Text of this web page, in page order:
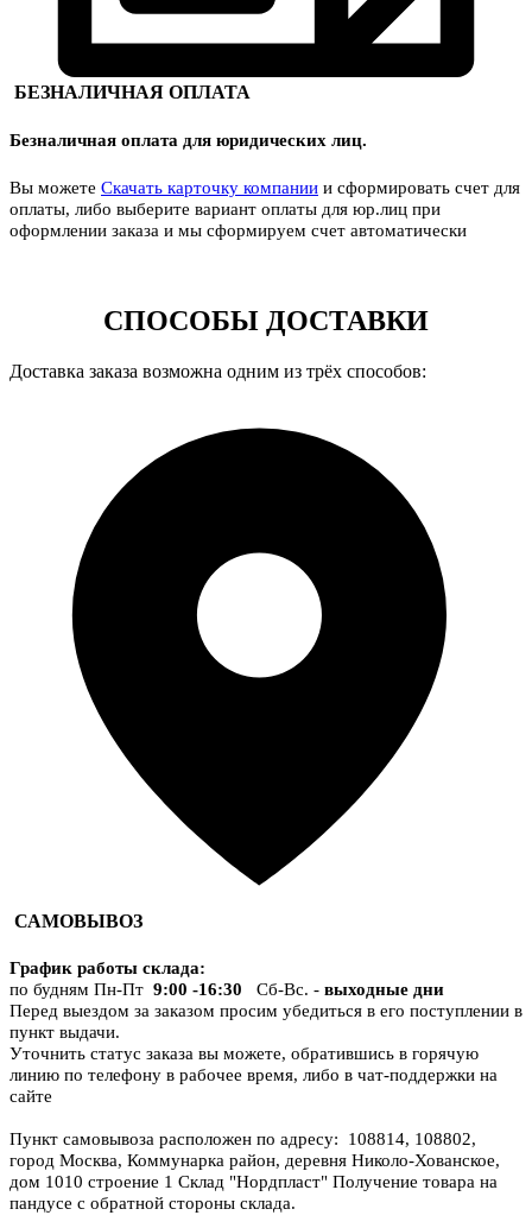
БЕЗНАЛИЧНАЯ ОПЛАТА
Безналичная оплата для юридических лиц.
Вы можете Скачать карточку компании и сформировать счет для
оплаты, либо выберите вариант оплаты для юр.лиц при
оформлении заказа и мы сформируем счет автоматически
СПОСОБЫ ДОСТАВКИ
Доставка заказа возможна одним из трёх способов:
САМОВЫВОЗ
График работы склада:
по будням Пн-Пт 9:00 -16:30 Сб-Вс. - выходные дни
Перед выездом за заказом просим убедиться в его поступлении в
пункт выдачи.
Уточнить статус заказа вы можете, обратившись в горячую
линию по телефону в рабочее время, либо в чат-поддержки на
сайте
Пункт самовывоза расположен по адресу: 108814, 108802,
город Москва, Коммунарка район, деревня Николо-Хованское,
дом 1010 строение 1 Склад "Нордпласт" Получение товара на
пандусе с обратной стороны склада.